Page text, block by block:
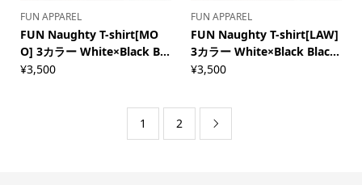
FUN APPAREL
FUN Naughty T-shirt[MO
O] 3カラー White×Black B...
¥3,500
FUN APPAREL
FUN Naughty T-shirt[LAW]
3カラー White×Black Blac...
¥3,500
1 2 